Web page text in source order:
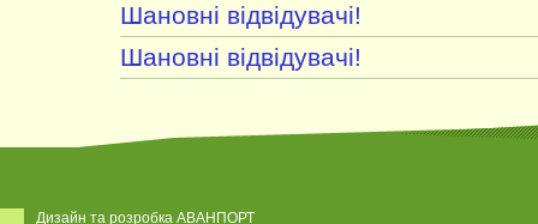
Шановні відвідувачі!
Шановні відвідувачі!
Дизайн та розробка АВАНПОРТ